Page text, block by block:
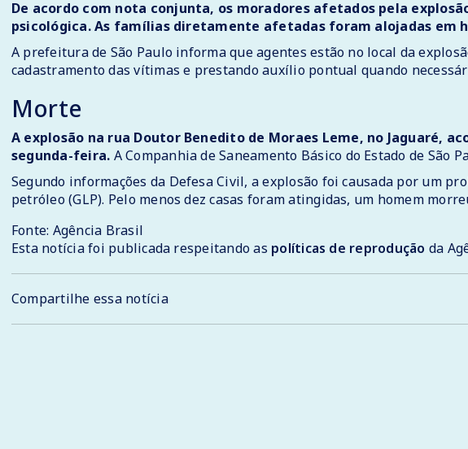
De acordo com nota conjunta, os moradores afetados pela
psicológica. As famílias diretamente afetadas foram alojadas em
A prefeitura de São Paulo informa que agentes estão no local da
cadastramento das vítimas e prestando auxílio pontual quando
Morte
A explosão na rua Doutor Benedito de Moraes Leme, no Jaguaré,
segunda-feira. A Companhia de Saneamento Básico do Estado de São
Segundo informações da Defesa Civil, a explosão foi causada por um
petróleo (GLP). Pelo menos dez casas foram atingidas, um homem
Fonte: Agência Brasil
Esta notícia foi publicada respeitando as políticas de reprodução da
Compartilhe essa notícia